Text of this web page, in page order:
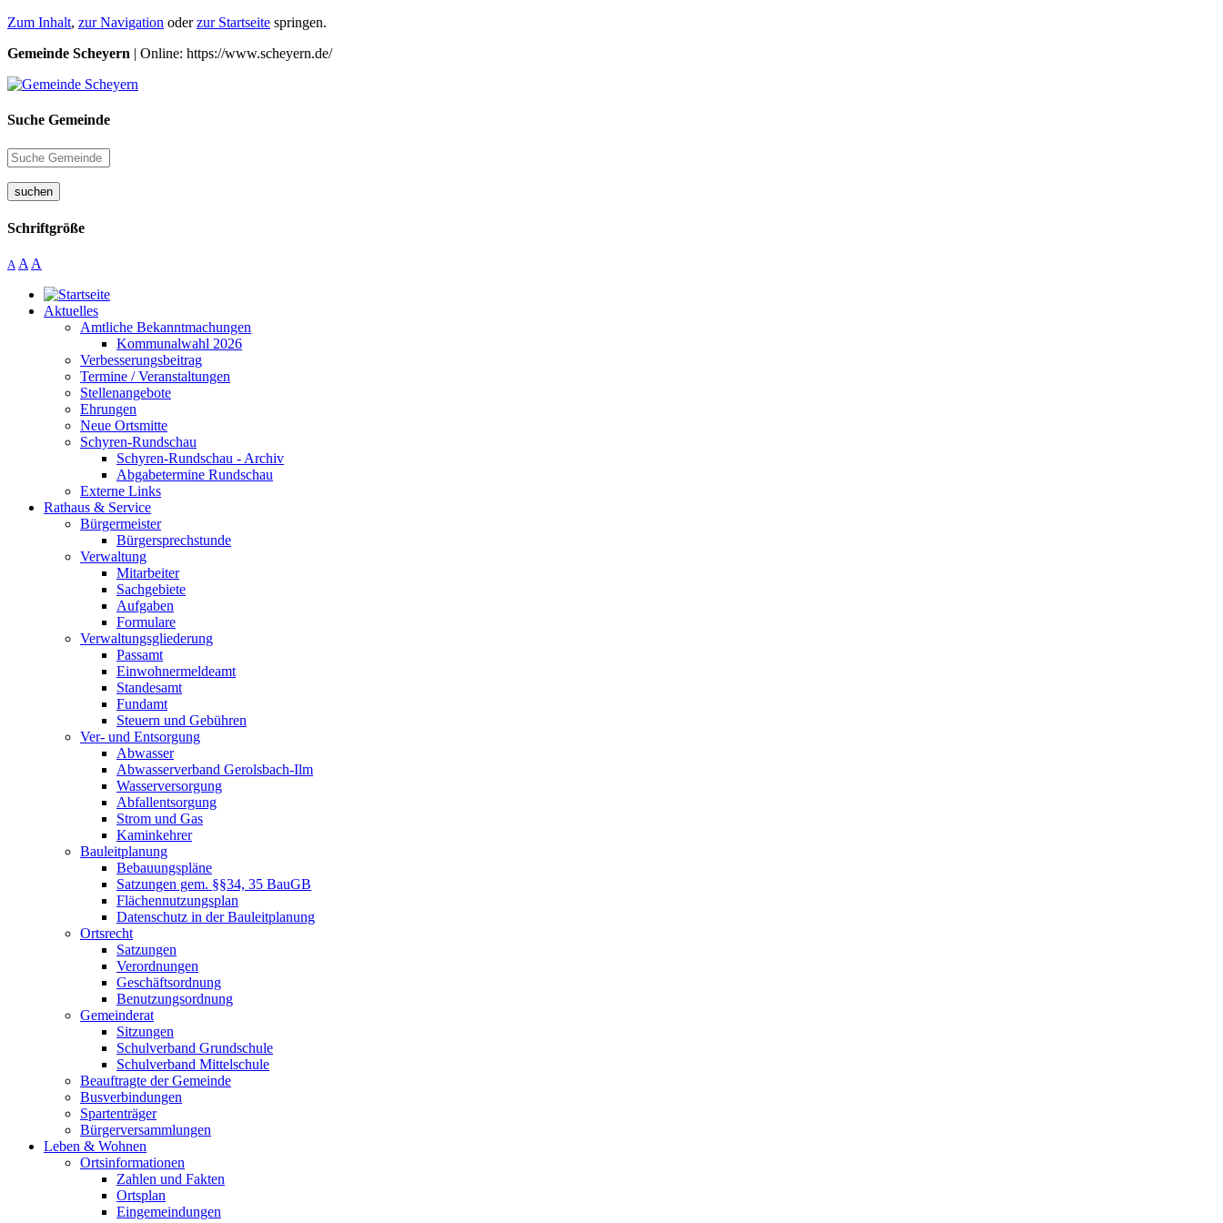
Zum Inhalt, zur Navigation oderzur Startseite springen.
Gemeinde Scheyern | Online: https://www.scheyern.de/
Suche Gemeinde
suchen
Schriftgröße
A A A
Aktuelles
Amtliche Bekanntmachungen
Kommunalwahl 2026
Verbesserungsbeitrag
Termine / Veranstaltungen
Stellenangebote
Ehrungen
Neue Ortsmitte
Schyren-Rundschau
Schyren-Rundschau - Archiv
Abgabetermine Rundschau
Externe Links
Rathaus & Service
Bürgermeister
Bürgersprechstunde
Verwaltung
Mitarbeiter
Sachgebiete
Aufgaben
Formulare
Verwaltungsgliederung
Passamt
Einwohnermeldeamt
Standesamt
Fundamt
Steuern und Gebühren
Ver- und Entsorgung
Abwasser
Abwasserverband Gerolsbach-Ilm
Wasserversorgung
Abfallentsorgung
Strom und Gas
Kaminkehrer
Bauleitplanung
Bebauungspläne
Satzungen gem. §§34, 35 BauGB
Flächennutzungsplan
Datenschutz in der Bauleitplanung
Ortsrecht
Satzungen
Verordnungen
Geschäftsordnung
Benutzungsordnung
Gemeinderat
Sitzungen
Schulverband Grundschule
Schulverband Mittelschule
Beauftragte der Gemeinde
Busverbindungen
Spartenträger
Bürgerversammlungen
Leben & Wohnen
Ortsinformationen
Zahlen und Fakten
Ortsplan
Eingemeindungen